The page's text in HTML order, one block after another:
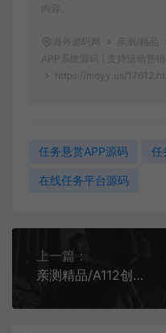
内容。
海外源码网 亲测/精品
APP系统源码 | 支持活动营
https://moyy.us/
任务悬赏APP源码 任
在线任务平台源码
上一篇：
亲测精品/A112创客新零售系统运营版 & 超级人脉商城平台